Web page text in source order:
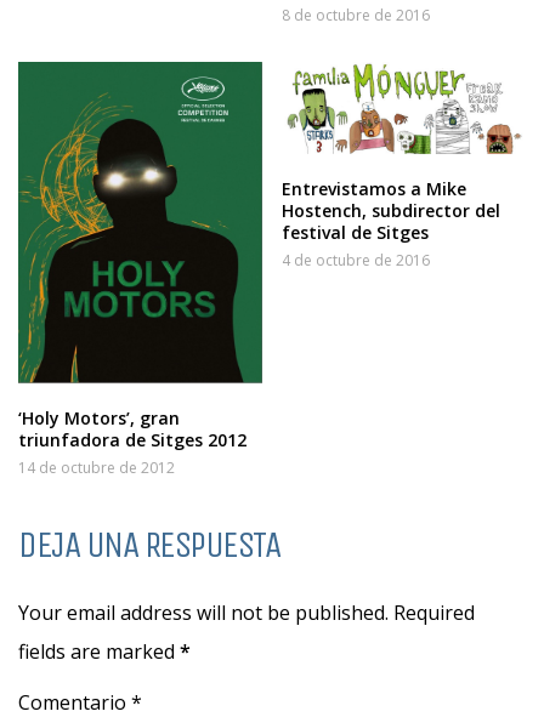
8 de octubre de 2016
‘Holy Motors’, gran
triunfadora de Sitges 2012
14 de octubre de 2012
Entrevistamos a Mike
Hostench, subdirector del
festival de Sitges
4 de octubre de 2016
DEJA UNA RESPUESTA
Your email address will not be published. Required
fields are marked *
Comentario *